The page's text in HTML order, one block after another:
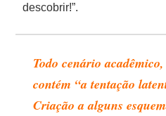
descobrir!”.
Todo cenário
contém “a tentação
Criação a alguns